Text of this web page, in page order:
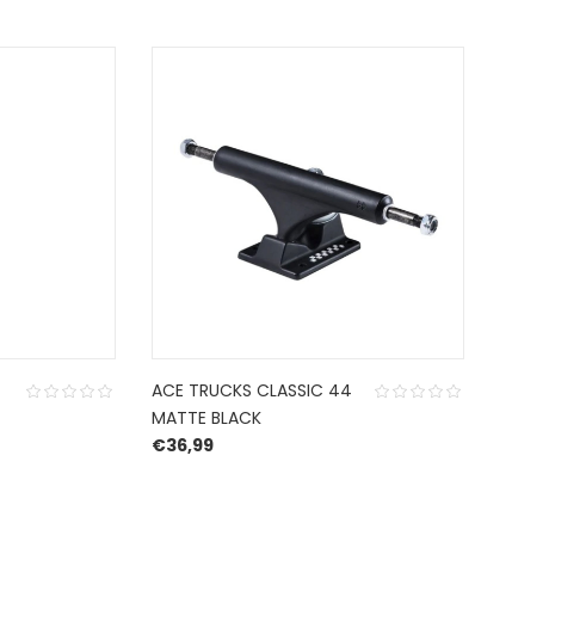
ACE TRUCKS CLASSIC 44
MATTE BLACK
€36,99